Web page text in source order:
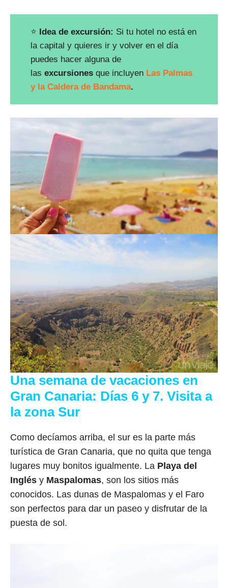
⭐ Idea de excursión: Si tu hotel no está en
la capital y quieres ir y volver en el día
puedes hacer alguna de
las excursionesque incluyen Las Palmas
y la Caldera de Bandama.
Una semana de vacaciones en
Gran Canaria: Días 6 y 7. Visita a
la zona Sur
Como decíamos arriba, el sur es la parte más
turística de Gran Canaria, que no quita que tenga
lugares muy bonitos igualmente. La Playa del
Inglés y Maspalomas, son los sitios más
conocidos. Las dunas de Maspalomas y el Faro
son perfectos para dar un paseo y disfrutar de la
puesta de sol.